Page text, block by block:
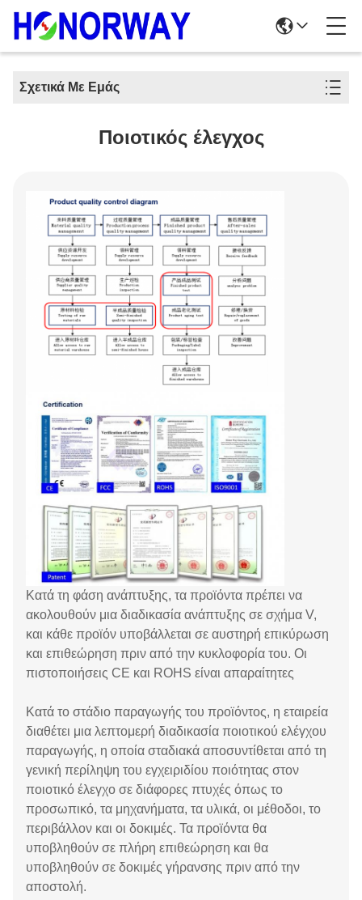
Σχετικά Με Εμάς
Ποιοτικός έλεγχος
Κατά τη φάση ανάπτυξης, τα προϊόντα πρέπει να
ακολουθούν μια διαδικασία ανάπτυξης σε σχήμα V,
και κάθε προϊόν υποβάλλεται σε αυστηρή επικύρωση
και επιθεώρηση πριν από την κυκλοφορία του. Οι
πιστοποιήσεις CE και ROHS είναι απαραίτητες
Κατά το στάδιο παραγωγής του προϊόντος, η εταιρεία
διαθέτει μια λεπτομερή διαδικασία ποιοτικού ελέγχου
παραγωγής, η οποία σταδιακά αποσυντίθεται από τη
γενική περίληψη του εγχειριδίου ποιότητας στον
ποιοτικό έλεγχο σε διάφορες πτυχές όπως το
προσωπικό, τα μηχανήματα, τα υλικά, οι μέθοδοι, το
περιβάλλον και οι δοκιμές. Τα προϊόντα θα
υποβληθούν σε πλήρη επιθεώρηση και θα
υποβληθούν σε δοκιμές γήρανσης πριν από την
αποστολή.